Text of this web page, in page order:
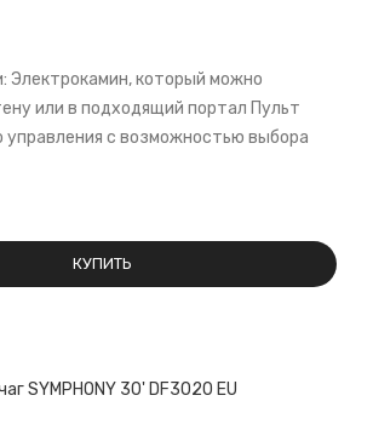
Электрокамин, который можно
или в подходящий портал Пульт
управления c возможностью выбора
КУПИТЬ